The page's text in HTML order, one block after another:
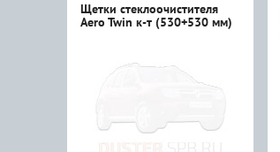
Щетки стеклоочистителя
Aero Twin к-т (530+530 мм)